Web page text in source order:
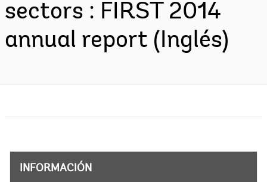
sectors : FIRST 2014
annual report (Inglés)
INFORMACIÓN